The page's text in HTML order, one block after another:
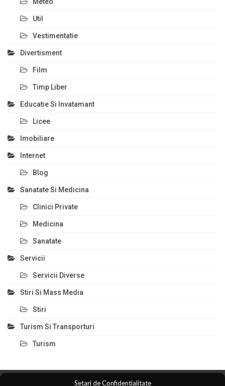
Util
Vestimentatie
Divertisment
Film
Timp Liber
Educatie Si Invatamant
Licee
Imobiliare
Internet
Blog
Sanatate Si Medicina
Clinici Private
Medicina
Sanatate
Servicii
Servicii Diverse
Stiri Si Mass Media
Stiri
Turism Si Transporturi
Turism
Setari de Confidentialitate